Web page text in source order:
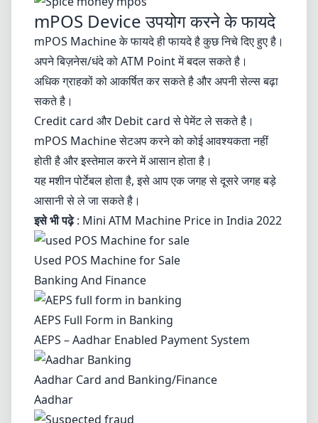
mPOS Device उपयोग करने के फायदे
mPOS Machineके फायदे ही फायदे है कुछ निचे दिए हुए है।
अपने बिज़नेस/धंदे को ATM Point में बदल सकते है।
अधिक ग्राहकों को आकर्षित कर सकते है और अपनी सेल्स बढ़ा
सकते है।
Credit card और Debit card से पेमेंट ले सकते है।
mPOS Machine सेटअप करने को कोई आवश्यकता नहीं
होती है और इस्तेमाल करने में आसान होता है।
यह मशीन पोर्टेबल होता है, इसे आप एक जगह से दूसरे जगह बड़े
आसानी से ले जा सकते है।
इसे भी पढ़े: Mini ATM Machine Price in India 2022
Used POS Machine for Sale
Banking And Finance
AEPS Full Form in Banking
AEPS – Aadhar Enabled Payment System
Aadhar Card and Banking/Finance
Aadhar